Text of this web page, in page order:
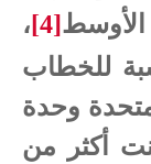
[4]،
للخطاب
وحدة
أكثر من